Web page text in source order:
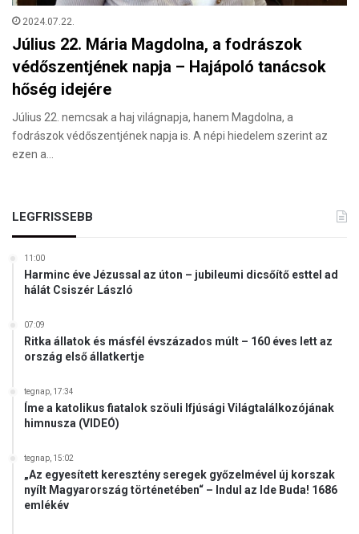
2024.07.22.
Július 22. Mária Magdolna, a fodrászok
védőszentjének napja – Hajápoló tanácsok
hőség idejére
Július 22. nemcsak a haj világnapja, hanem Magdolna, a
fodrászok védőszentjének napja is. A népi hiedelem szerint az
ezen a…
LEGFRISSEBB
11:00
Harminc éve Jézussal az úton – jubileumi dicsőítő esttel ad
hálát Csiszér László
07:09
Ritka állatok és másfél évszázados múlt – 160 éves lett az
ország első állatkertje
tegnap, 17:34
Íme a katolikus fiatalok szöuli Ifjúsági Világtalálkozójának
himnusza (VIDEÓ)
tegnap, 15:02
„Az egyesített keresztény seregek győzelmével új korszak
nyílt Magyarország történetében“ – Indul az Ide Buda! 1686
emlékév